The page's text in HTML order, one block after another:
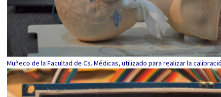
Muñeco de la Facultad de Cs. Médicas, utilizado para realizar la